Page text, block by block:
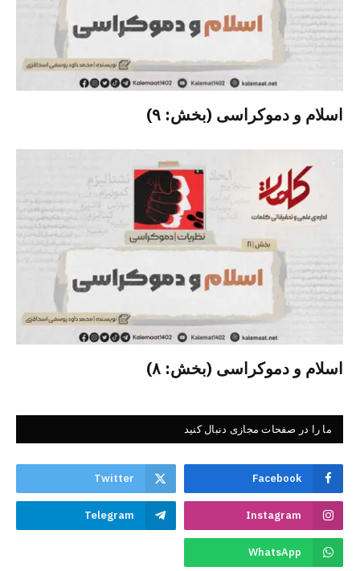
اسلام و دموکراسی (بخش: ۹)
اسلام و دموکراسی (بخش: ۸)
ما را در صفحات مجازی دنبال کنید
Facebook
Twitter
Instagram
Telegram
WhatsApp